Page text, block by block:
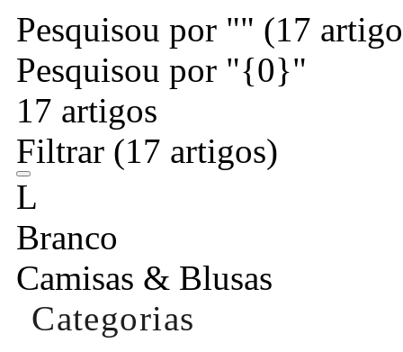
Pesquisou por "" (17
Pesquisou por "{0}"
17 artigos
Filtrar (17 artigos)
L
Branco
Camisas & Blusas
Categorias